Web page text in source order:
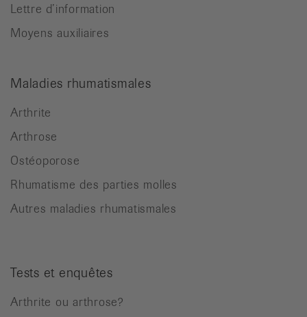
Lettre d’information
Moyens auxiliaires
Maladies rhumatismales
Arthrite
Arthrose
Ostéoporose
Rhumatisme des parties molles
Autres maladies rhumatismales
Tests et enquêtes
Arthrite ou arthrose?